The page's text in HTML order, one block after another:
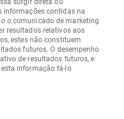
informações contidas na
o comunicado de marketing
resultados relativos aos
estes não constituem
futuros. O desempenho
de resultados futuros, e
informação fá-lo